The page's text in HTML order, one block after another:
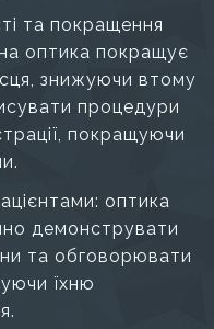
та покращення
оптика покращує
знижуючи втому
процедури
покращуючи
оптика
демонструвати
та обговорювати
їхню